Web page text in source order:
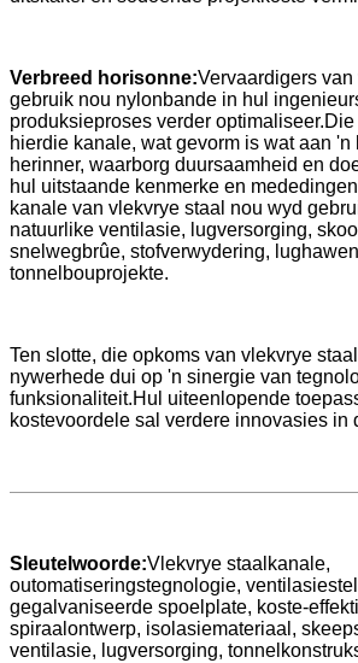
Verbreed horisonne:Vervaardigers
gebruik nou nylonbande in hul
produksieproses verder
hierdie kanale, wat gevorm is wat aan 'n
herinner, waarborg duursaamheid en
hul uitstaande kenmerke en
kanale van vlekvrye staal nou wyd
natuurlike ventilasie, lugversorging,
snelwegbrûe, stofverwydering,
tonnelbouprojekte.
Ten slotte, die opkoms van vlekvrye
nywerhede dui op 'n sinergie van
funksionaliteit.Hul uiteenlopende
kostevoordele sal verdere innovasies in
Sleutelwoorde:Vlekvrye staalkanale,
outomatiseringstegnologie,
gegalvaniseerde spoelplate, koste-
spiraalontwerp, isolasiemateriaal,
ventilasie, lugversorging,